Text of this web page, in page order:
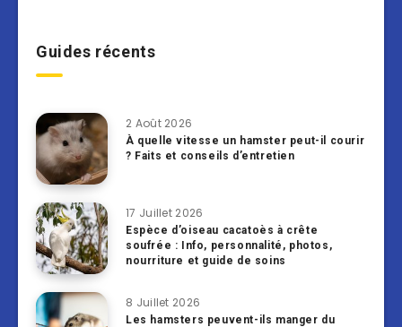
Guides récents
2 Août 2026
À quelle vitesse un hamster peut-il courir
? Faits et conseils d’entretien
17 Juillet 2026
Espèce d’oiseau cacatoès à crête
soufrée : Info, personnalité, photos,
nourriture et guide de soins
8 Juillet 2026
Les hamsters peuvent-ils manger du